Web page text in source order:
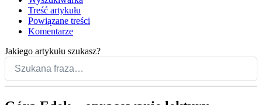
Treść artykułu
Powiązane treści
Komentarze
Jakiego artykułu szukasz?